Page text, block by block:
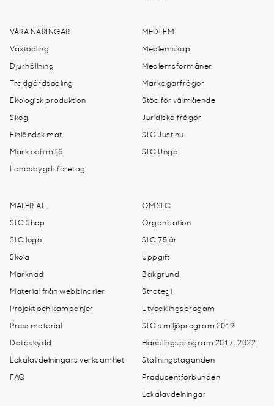
VÅRA NÄRINGAR
Växtodling
Djurhållning
Trädgårdsodling
Ekologisk produktion
Skog
Finländsk mat
Mark och miljö
Landsbygdsföretag
MEDLEM
Medlemskap
Medlemsförmåner
Markägarfrågor
Stöd för välmående
Juridiska frågor
SLC Just nu
SLC Unga
MATERIAL
SLC Shop
SLC logo
Skola
Marknad
Material från webbinarier
Projekt och kampanjer
Pressmaterial
Dataskydd
Lokalavdelningars verksamhet
FAQ
OM SLC
Organisation
SLC 75 år
Uppgift
Bakgrund
Strategi
Utvecklingsprogam
SLC:s miljöprogram 2019
Handlingsprogram 2017-2022
Ställningstaganden
Producentförbunden
Lokalavdelningar